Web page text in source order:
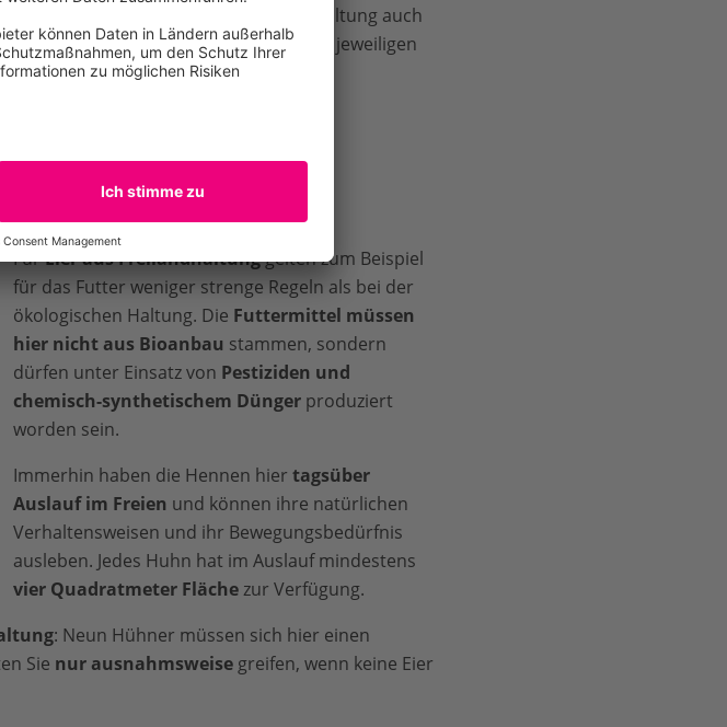
für eine möglichst artgerechte Haltung auch
informiert sich am besten direkt beim jeweiligen
fürs Hühnerwohl
FürEier aus Freilandhaltunggelten zum Beispiel
für das Futter weniger strenge Regeln als bei der
ökologischen Haltung. Die Futtermittel müssen
hier nicht aus Bioanbau stammen, sondern
dürfen unter Einsatz von Pestiziden und
chemisch-synthetischem Dünger produziert
worden sein.
Immerhin haben die Hennen hier tagsüber
Auslauf im Freien und können ihre natürlichen
Verhaltensweisen und ihr Bewegungsbedürfnis
ausleben. Jedes Huhn hat im Auslauf mindestens
vier Quadratmeter Flächezur Verfügung.
: Neun Hühner müssen sich hier einen
Sie nur ausnahmsweisegreifen, wenn keine Eier